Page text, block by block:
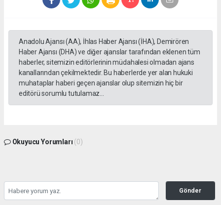
Anadolu Ajansı (AA), İhlas Haber Ajansı (İHA), Demirören
Haber Ajansı (DHA) ve diğer ajanslar tarafından eklenen tüm
haberler, sitemizin editörlerinin müdahalesi olmadan ajans
kanallarından çekilmektedir. Bu haberlerde yer alan hukuki
muhataplar haberi geçen ajanslar olup sitemizin hiç bir
editörü sorumlu tutulamaz...
Okuyucu Yorumları (0)
Gönder